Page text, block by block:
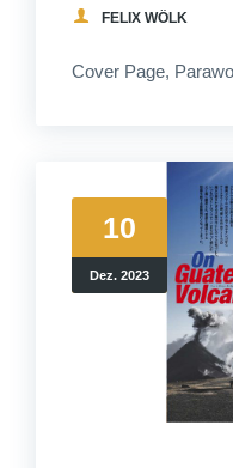
FELIX WÖLK
Cover Page,
10
Dez. 2023